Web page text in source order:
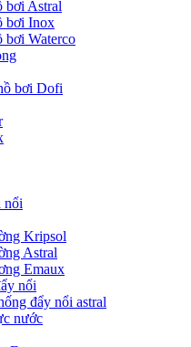
bơi Astral
bơi Inox
bơi Waterco
bơi Dofi
nổi
Kripsol
Astral
Emaux
nổi
đẩy nổi astral
nước